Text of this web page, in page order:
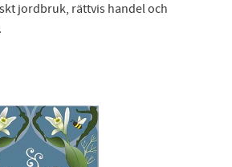
jordbruk, rättvis handel och